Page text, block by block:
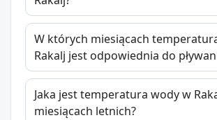
W których miesiącach
Rakalj jest odpowiednia do
Jaka jest temperatura wody w
miesiącach letnich?